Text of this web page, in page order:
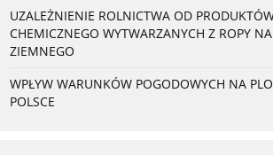
UZALEŻNIENIE ROLNICTWA OD
CHEMICZNEGO WYTWARZANYCH Z ROPY
ZIEMNEGO
WPŁYW WARUNKÓW POGODOWYCH NA
POLSCE